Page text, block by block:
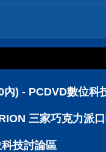
) - PCDVD數位科
三家巧克力派
技討論區